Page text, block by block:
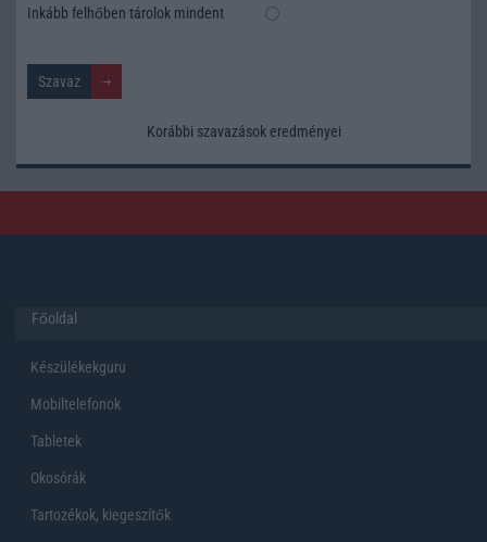
Inkább felhőben tárolok mindent
Korábbi szavazások eredményei
Főoldal
Készülékekguru
Mobiltelefonok
Tabletek
Okosórák
Tartozékok, kiegeszítők